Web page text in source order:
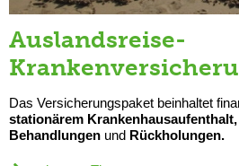
Auslandsreise-
Das Versicherungspaket beinhaltet
stationärem
Behandlungen und Rückholungen.